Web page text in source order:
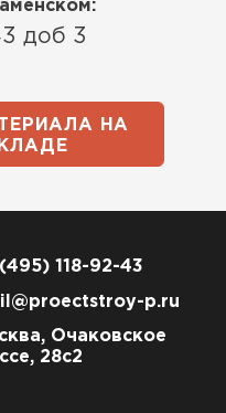
доб 3
НА
118-92-43
p.ru
Очаковское
28с2